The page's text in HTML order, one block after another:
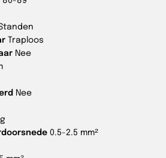
Traploos
Nee
Nee
0.5-2.5 mm²